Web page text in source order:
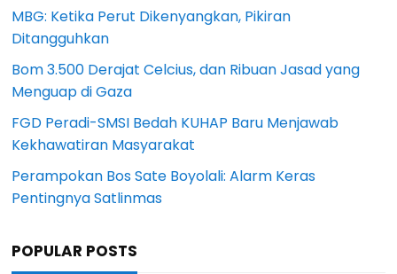
MBG: Ketika Perut Dikenyangkan, Pikiran
Ditangguhkan
Bom 3.500 Derajat Celcius, dan Ribuan Jasad yang
Menguap di Gaza
FGD Peradi-SMSI Bedah KUHAP Baru Menjawab
Kekhawatiran Masyarakat
Perampokan Bos Sate Boyolali: Alarm Keras
Pentingnya Satlinmas
POPULAR POSTS